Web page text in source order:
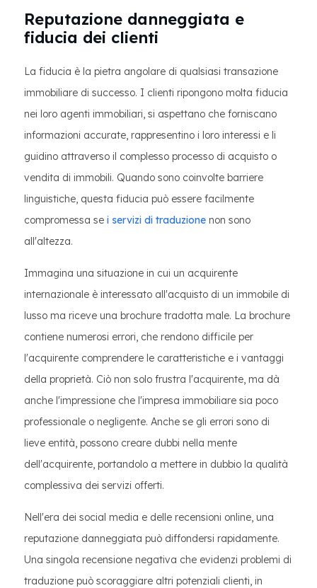
Reputazione danneggiata e
fiducia dei clienti
La fiducia è la pietra angolare di qualsiasi transazione
immobiliare di successo. I clienti ripongono molta fiducia
nei loro agenti immobiliari, si aspettano che forniscano
informazioni accurate, rappresentino i loro interessi e li
guidino attraverso il complesso processo di acquisto o
vendita di immobili. Quando sono coinvolte barriere
linguistiche, questa fiducia può essere facilmente
compromessa se i servizi di traduzione non sono
all'altezza.
Immagina una situazione in cui un acquirente
internazionale è interessato all'acquisto di un immobile di
lusso ma riceve una brochure tradotta male. La brochure
contiene numerosi errori, che rendono difficile per
l'acquirente comprendere le caratteristiche e i vantaggi
della proprietà. Ciò non solo frustra l'acquirente, ma dà
anche l'impressione che l'impresa immobiliare sia poco
professionale o negligente. Anche se gli errori sono di
lieve entità, possono creare dubbi nella mente
dell'acquirente, portandolo a mettere in dubbio la qualità
complessiva dei servizi offerti.
Nell'era dei social media e delle recensioni online, una
reputazione danneggiata può diffondersi rapidamente.
Una singola recensione negativa che evidenzi problemi di
traduzione può scoraggiare altri potenziali clienti, in